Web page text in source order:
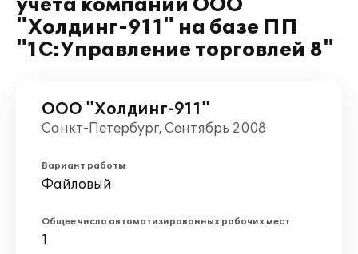
учета компании ООО
"Холдинг-911" на базе ПП
"1С:Управление торговлей 8"
ООО "Холдинг-911"
Санкт-Петербург, Сентябрь 2008
Вариант работы
Файловый
Общее число автоматизированных рабочих мест
1